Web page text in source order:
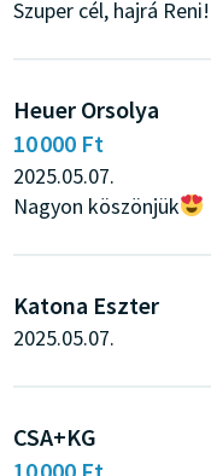
Szuper cél, hajrá Reni!
Heuer Orsolya
10 000 Ft
2025.05.07.
Nagyon köszönjük
Katona Eszter
2025.05.07.
CSA+KG